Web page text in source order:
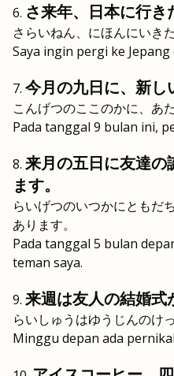
さ来年、日本に行き
さらいねん、にほんにいきた
Saya ingin pergi ke
今月の九日に、新し
こんげつのここのかに、あ
Pada tanggal 9 bulan ini,
来月の五日に友達の
ます。
らいげつのいつかにともだ
あります。
Pada tanggal 5 bulan
teman saya.
来週は友人の結婚式
らいしゅうはゆうじんのけ
Minggu depan ada